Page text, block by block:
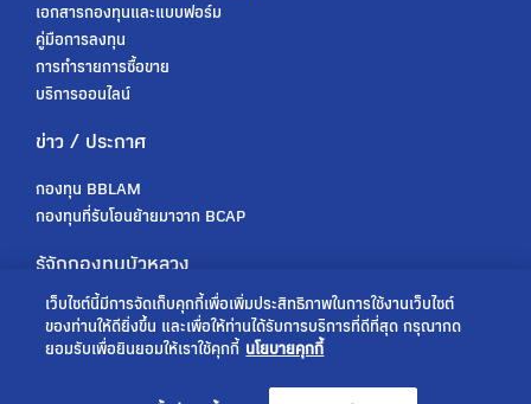
เอกสารกองทุนและแบบฟอร์ม
คู่มือการลงทุน
การทำรายการซื้อขาย
บริการออนไลน์
ข่าว / ประกาศ
กองทุน BBLAM
กองทุนที่รับโอนย้ายมาจาก BCAP
รู้จักกองทุนบัวหลวง
เกี่ยวกับเรา
การกำกับดูแล
เว็บไซต์นี้มีการจัดเก็บคุกกี้เพื่อเพิ่มประสิทธิภาพในการใช้งานเว็บไซต์
ของท่านให้ดียิ่งขึ้น และเพื่อให้ท่านได้รับการบริการที่ดีที่สุด กรุณากด
ยอมรับเพื่อยินยอมให้เราใช้คุกกี้ นโยบายคุกกี้